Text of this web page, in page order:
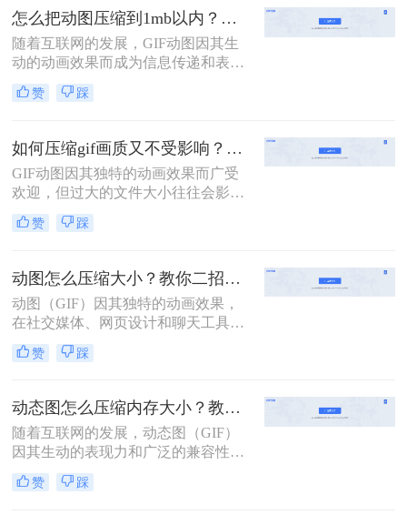
太大怎么压缩变小呢？为了帮助您更
有效地管理这些动态图像，本文将介
绍两种不同的方法来压缩GIF文件，
使其体积变得更小，同时尽量保持原
有的动画效果。
怎么把动图压缩到1mb以内？这4个压缩方法快来学！
随着互联网的发展，GIF动图因其生
动的动画效果而成为信息传递和表达
情感的重要方式之一。然而，过大的
GIF文件不仅占用大量存储空间，还
台上传失败。因此，学会怎么把动图
压缩到1mb以内变得尤为重要。本文
将介绍四种实用的方法，帮助您轻松
地将GIF动图压缩到1MB以内。
赞 踩
如何压缩gif画质又不受影响？学会二招搞定压缩！
GIF动图因其独特的动画效果而广受
欢迎，但过大的文件大小往往会影响
加载速度和分享体验。如何压缩gif画
质又不受影响，成为了许多用户关注
图的方法，旨在帮助你在不损失画质
的情况下减小文件大小。
赞 踩
动图怎么压缩大小？教你二招压缩动图大小！
动图（GIF）因其独特的动画效果，
在社交媒体、网页设计和聊天工具中
广泛应用。然而，动图文件往往较
大，影响加载速度和用户体验。那么
种压缩动图大小的方法，帮助用户轻
松优化动图文件。
赞 踩
动态图怎么压缩内存大小？教你两种实用的方法！
随着互联网的发展，动态图（GIF）
因其生动的表现力和广泛的兼容性而
受到越来越多用户的喜爱。然而，较
大的文件体积不仅增加了存储成本，
赞 踩